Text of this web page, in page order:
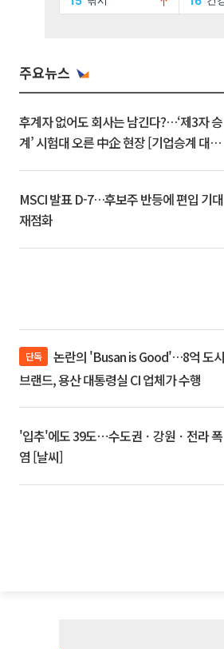
주요뉴스
후계자 없어도 회사는 남긴다?…‘제3자 승
계’ 시험대 오른 中企 현장 [기업승계 대전
MSCI 발표 D-7…후보주 반등에 편입 기대
재점화
단독
브랜드, 용산 대통령실 CI 업체가 수행
'입추'에도 39도⋯수도권ㆍ강원ㆍ전라 폭
염 [날씨]